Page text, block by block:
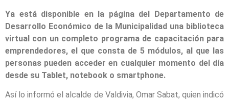
Ya está disponible en la página del Departamento de
Desarrollo Económico de la Municipalidad una biblioteca
virtual con un completo programa de capacitación para
emprendedores, el que consta de 5 módulos, al que las
personas pueden acceder en cualquier momento del día
desde su Tablet, notebook o smartphone.
Así lo informó el alcalde de Valdivia, Omar Sabat, quien indicó